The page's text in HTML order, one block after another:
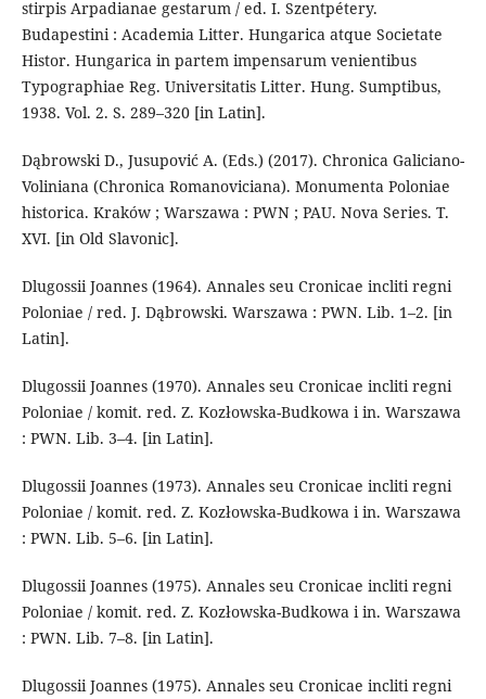
stirpis Arpa­di­anae gestarum / ed. I. Szentpétery.
Budapestini : Academia Lit­ter. Hun­ga­ri­ca atque So­cietate
Histor. Hun­garica in partem impensarum veni­entibus
Typogra­phiae Reg. Universitatis Litter. Hung. Sumptibus,
1938. Vol. 2. S. 289–320 [in Latin].
Dąbrowski D., Jusupović A. (Eds.) (2017). Chronica Galiciano-
Voliniana (Chronica Romanoviciana). Monumenta Poloniae
historica. Kraków ; Warszawa : PWN ; PAU. Nova Series. T.
XVI. [in Old Slavonic].
Dlugossii Joannes (1964). Annales seu Cronicae incliti regni
Poloniae / red. J. Dąbrowski. War­sza­wa : PWN. Lib. 1–2. [in
Latin].
Dlugossii Joannes (1970). Annales seu Cronicae incliti regni
Poloniae / komit. red. Z. Kozłowska-Budkowa i in. War­sza­wa
: PWN. Lib. 3–4. [in Latin].
Dlugossii Joannes (1973). Annales seu Cronicae incliti regni
Poloniae / komit. red. Z. Kozłowska-Budkowa i in. War­sza­wa
: PWN. Lib. 5–6. [in Latin].
Dlugossii Joannes (1975). Annales seu Cronicae incliti regni
Poloniae / komit. red. Z. Kozłowska-Budkowa i in. War­szawa
: PWN. Lib. 7–8. [in Latin].
Dlugossii Joannes (1975). Annales seu Cronicae incliti regni